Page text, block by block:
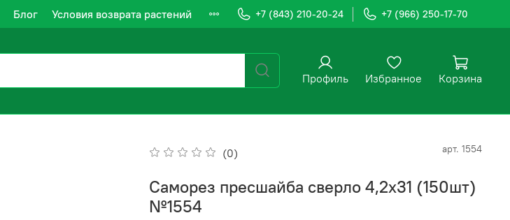
Блог Условия возврата растений +7 (843) 210-20-24 +7 (966) 250-17-70
Профиль Избранное Корзина
(0)
арт. 1554
Саморез пресшайба сверло 4,2х31 (150шт)
№1554